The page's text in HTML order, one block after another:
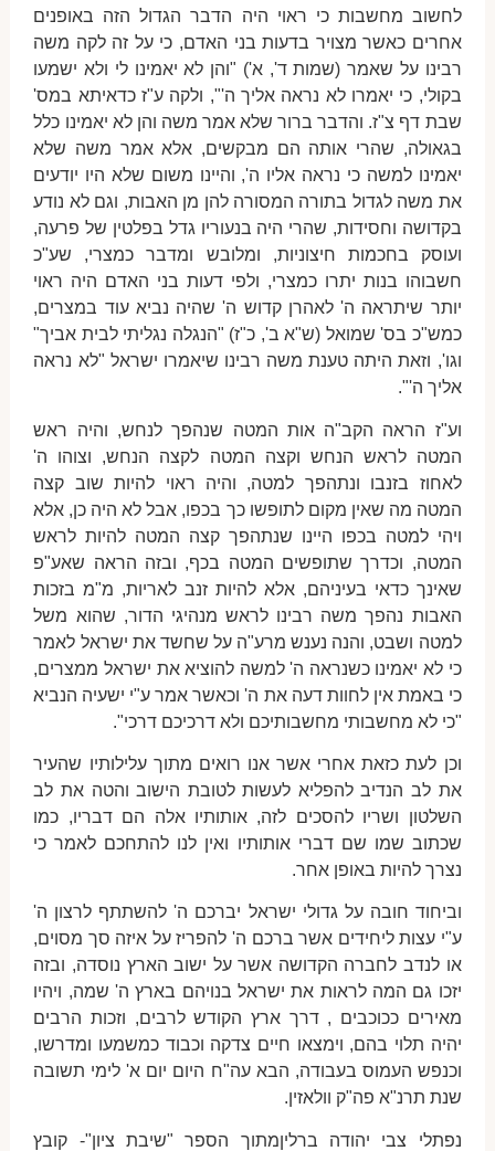
לחשוב מחשבות כי ראוי היה הדבר הגדול הזה באופנים
אחרים כאשר מצויר בדעות בני האדם, כי על זה לקה משה
רבינו על שאמר (שמות ד', א') "והן לא יאמינו לי ולא ישמעו
בקולי, כי יאמרו לא נראה אליך ה'", ולקה ע"ז כדאיתא במס'
שבת דף צ"ז. והדבר ברור שלא אמר משה והן לא יאמינו כלל
בגאולה, שהרי אותה הם מבקשים, אלא אמר משה שלא
יאמינו למשה כי נראה אליו ה', והיינו משום שלא היו יודעים
את משה לגדול בתורה המסורה להן מן האבות, וגם לא נודע
בקדושה וחסידות, שהרי היה בנעוריו גדל בפלטין של פרעה,
ועוסק בחכמות חיצוניות, ומלובש ומדבר כמצרי, שע"כ
חשבוהו בנות יתרו כמצרי, ולפי דעות בני האדם היה ראוי
יותר שיתראה ה' לאהרן קדוש ה' שהיה נביא עוד במצרים,
כמש"כ בס' שמואל (ש"א ב', כ"ז) "הנגלה נגליתי לבית אביך"
וגו', וזאת היתה טענת משה רבינו שיאמרו ישראל "לא נראה
אליך ה'".
וע"ז הראה הקב"ה אות המטה שנהפך לנחש, והיה ראש
המטה לראש הנחש וקצה המטה לקצה הנחש, וצוהו ה'
לאחוז בזנבו ונתהפך למטה, והיה ראוי להיות שוב קצה
המטה מה שאין מקום לתופשו כך בכפו, אבל לא היה כן, אלא
ויהי למטה בכפו היינו שנתהפך קצה המטה להיות לראש
המטה, וכדרך שתופשים המטה בכף, ובזה הראה שאע"פ
שאינך כדאי בעיניהם, אלא להיות זנב לאריות, מ"מ בזכות
האבות נהפך משה רבינו לראש מנהיגי הדור, שהוא משל
למטה ושבט, והנה נענש מרע"ה על שחשד את ישראל לאמר
כי לא יאמינו כשנראה ה' למשה להוציא את ישראל ממצרים,
כי באמת אין לחוות דעה את ה' וכאשר אמר ע"י ישעיה הנביא
"כי לא מחשבותי מחשבותיכם ולא דרכיכם דרכי".
וכן לעת כזאת אחרי אשר אנו רואים מתוך עלילותיו שהעיר
את לב הנדיב להפליא לעשות לטובת הישוב והטה את לב
השלטון ושריו להסכים לזה, אותותיו אלה הם דבריו, כמו
שכתוב שמו שם דברי אותותיו ואין לנו להתחכם לאמר כי
נצרך להיות באופן אחר.
וביחוד חובה על גדולי ישראל יברכם ה' להשתתף לרצון ה'
ע"י עצות ליחידים אשר ברכם ה' להפריז על איזה סך מסוים,
או לנדב לחברה הקדושה אשר על ישוב הארץ נוסדה, ובזה
יזכו גם המה לראות את ישראל בנויהם בארץ ה' שמה, ויהיו
מאירים ככוכבים , דרך ארץ הקודש לרבים, וזכות הרבים
יהיה תלוי בהם, וימצאו חיים צדקה וכבוד כמשמעו ומדרשו,
וכנפש העמוס בעבודה, הבא עה"ח היום יום א' לימי תשובה
שנת תרנ"א פה"ק וולאזין.
נפתלי צבי יהודה ברליןמתוך הספר "שיבת ציון"- קובץ